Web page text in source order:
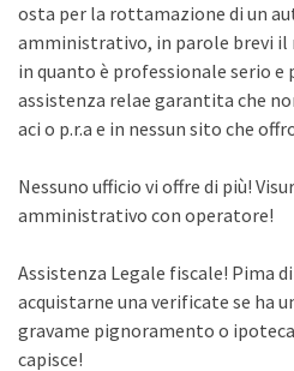
osta per la rottamazione di un
amministrativo, in parole brevi il
in quanto è professionale serio e
assistenza relae garantita che
aci o p.r.a e in nessun sito che
Nessuno ufficio vi offre di più!
amministrativo con operatore!
Assistenza Legale fiscale! Pima
acquistarne una verificate se ha
gravame pignoramento o
capisce!